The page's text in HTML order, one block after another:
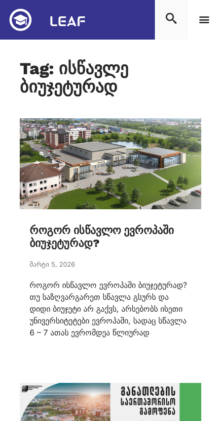
Tag: ისწავლე
ბიუჯეტურად
როგორ ისწავლო ევროპაში
ბიუჯეტურად?
მარტი 5, 2026
როგორ ისწავლო ევროპაში ბიუჯეტურად?
თუ საზღვარგარეთ სწავლა გსურს და
დიდი ბიუჯეტი არ გაქვს, არსებობს ისეთი
უნივერსიტეტები ევროპაში, სადაც სწავლა
6 – 7 ათას ევრომდეა წლიურად